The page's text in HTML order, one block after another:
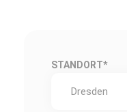
STANDORT*